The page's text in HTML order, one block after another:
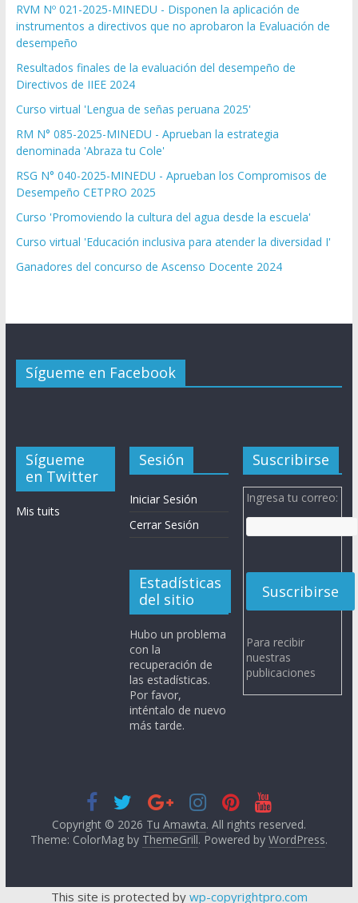
RVM Nº 021-2025-MINEDU - Disponen la aplicación de
instrumentos a directivos que no aprobaron la Evaluación de
desempeño
Resultados finales de la evaluación del desempeño de
Directivos de IIEE 2024
Curso virtual 'Lengua de señas peruana 2025'
RM N° 085-2025-MINEDU - Aprueban la estrategia
denominada 'Abraza tu Cole'
RSG N° 040-2025-MINEDU - Aprueban los Compromisos de
Desempeño CETPRO 2025
Curso 'Promoviendo la cultura del agua desde la escuela'
Curso virtual 'Educación inclusiva para atender la diversidad I'
Ganadores del concurso de Ascenso Docente 2024
Sígueme en Facebook
Sígueme
en Twitter
Mis tuits
Sesión
Iniciar Sesión
Cerrar Sesión
Estadísticas
del sitio
Hubo un problema
con la
recuperación de
las estadísticas.
Por favor,
inténtalo de nuevo
más tarde.
Suscribirse
Ingresa tu correo:
Para recibir
nuestras
publicaciones
Copyright © 2026 Tu Amawta. All rights reserved.
Theme: ColorMag by ThemeGrill. Powered by WordPress.
This site is protected by wp-copyrightpro.com